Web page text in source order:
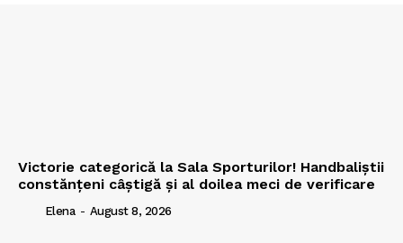
Victorie categorică la Sala Sporturilor! Handbaliștii
constănțeni câștigă și al doilea meci de verificare
Elena - August 8, 2026